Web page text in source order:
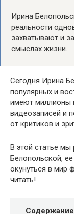
Ирина
реальности
захватывают и
смыслах жизни.
Сегодня Ирина
популярных и
имеют миллионы
видеозаписей и
от критиков и
В этой статье
Белопольской,
окунуться в мир
читать!
Содержание